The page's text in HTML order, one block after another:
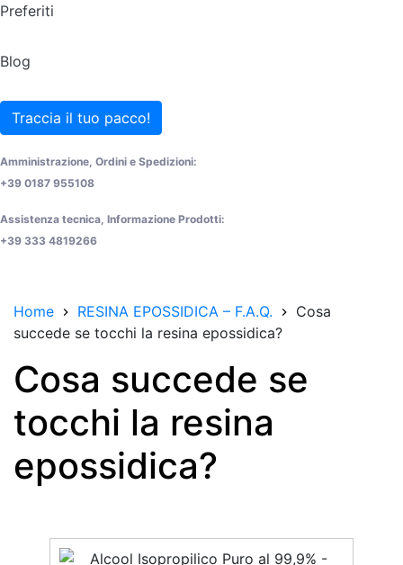
Preferiti
Blog
Traccia il tuo pacco!
Amministrazione, Ordini e Spedizioni:
+39 0187 955108
Assistenza tecnica, Informazione Prodotti:
+39 333 4819266
Home RESINA EPOSSIDICA – F.A.Q.
Cosa
succede se tocchi la resina epossidica?
Cosa succede se
tocchi la resina
epossidica?